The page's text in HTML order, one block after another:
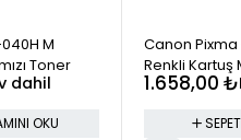
M
Toner
dahil
OKU
Canon Pixma
Renkli Kartuş
Mg3150
1.658,00 ₺